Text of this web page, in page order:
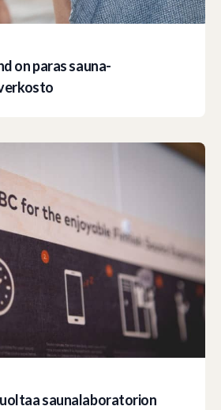
on paras sauna-
saunalaboratorion